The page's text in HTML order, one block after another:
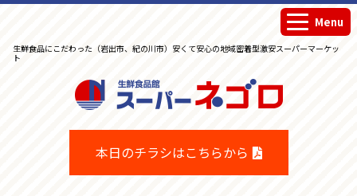
生鮮食品にこだわった（岩出市、紀の川市）安くて安心の地域密着型激安スーパーマーケッ
ト
本日のチラシはこちらから
Menu